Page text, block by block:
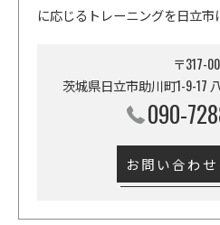
に応じるトレーニングを日立市
〒317-
茨城県日立市助川町1-9-17
090-
お問い合わ